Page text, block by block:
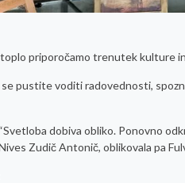
priporočamo trenutek kulture
pustite voditi radovednosti,
dobiva obliko. Ponovno
Zudič Antonič, oblikovala pa